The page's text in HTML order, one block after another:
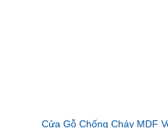
Cửa Gỗ Chống Cháy MDF